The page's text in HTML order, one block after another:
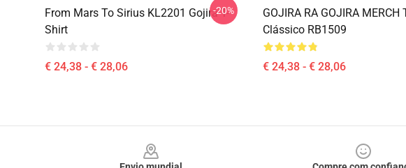
From Mars To Sirius KL2201 Gojira T-
Shirt
€ 24,38 - € 28,06
-20%
GOJIRA RA GOJIRA MERCH
Clássico RB1509
€ 24,38 - € 28,06